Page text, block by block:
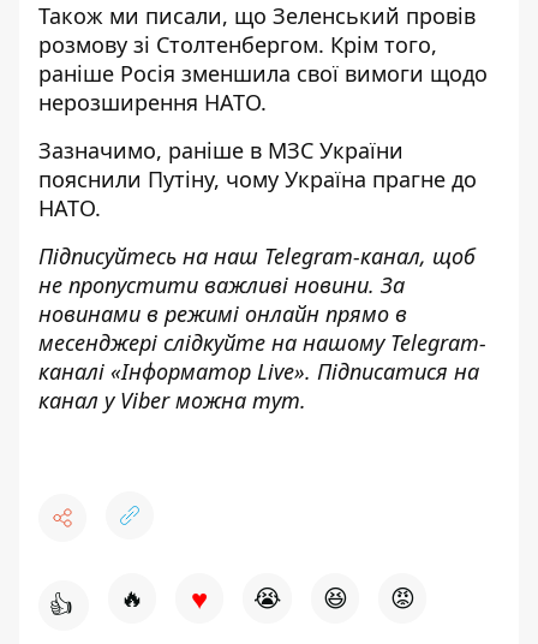
Також ми писали, що Зеленський провів
розмову зі Столтенбергом. Крім того,
раніше Росія зменшила свої вимоги щодо
нерозширення НАТО.
Зазначимо, раніше в МЗС України
пояснили Путіну, чому Україна прагне до
НАТО.
Підписуйтесь на наш Telegram-канал, щоб
не пропустити важливі новини. За
новинами в режимі онлайн прямо в
месенджері слідкуйте на нашому Telegram-
каналі «Інформатор Live». Підписатися на
канал у Viber можна тут.
👍 🔥 ♥ 😭 😆 😡